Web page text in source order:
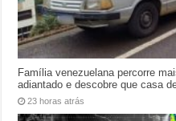
Família venezuelana percorre
adiantado e descobre que casa
23 horas atrás